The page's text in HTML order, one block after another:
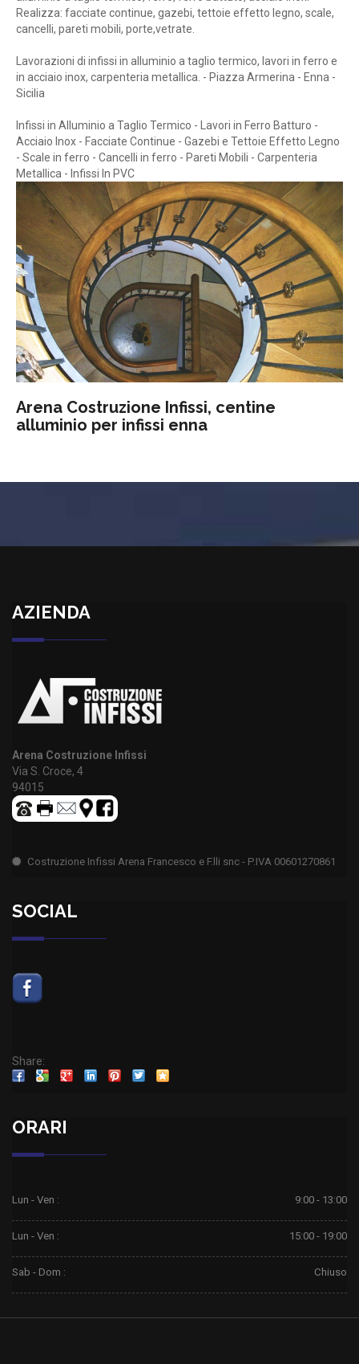
Realizza: facciate continue, gazebi, tettoie effetto legno, scale,
cancelli, pareti mobili, porte,vetrate.
Lavorazioni di infissi in alluminio a taglio termico, lavori in ferro e
in acciaio inox, carpenteria metallica. - Piazza Armerina - Enna -
Sicilia
Infissi in Alluminio a Taglio Termico - Lavori in Ferro Batturo -
Acciaio Inox - Facciate Continue - Gazebi e Tettoie Effetto Legno
- Scale in ferro - Cancelli in ferro - Pareti Mobili - Carpenteria
Metallica - Infissi In PVC
Arena Costruzione Infissi, centine
alluminio per infissi enna
AZIENDA
Arena Costruzione Infissi
Via S. Croce, 4
94015
Costruzione Infissi Arena Francesco e F.lli snc - P.IVA 00601270861
SOCIAL
Share:
ORARI
Lun - Ven : 9:00 - 13:00
Lun - Ven : 15:00 - 19:00
Sab - Dom : Chiuso